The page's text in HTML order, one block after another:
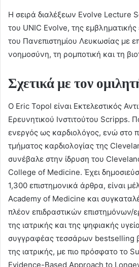
Η σειρά διαλέξεων Evolve Lecture
του UNIC Evolve, της
του Πανεπιστημίου Λευκωσίας με
νοημοσύνη, τη ρομποτική και τη
Σχετικά με τον
Ο Eric Topol είναι Εκτελεστικός
Ερευνητικού Ινστιτούτου Scripps.
ενεργός ως καρδιολόγος, ενώ στο
τμήματος καρδιολογίας της
συνέβαλε στην ίδρυση του
College of Medicine. Έχει
1,300 επιστημονικά άρθρα, είναι
Academy of Medicine και
πλέον επιδραστικών
της ιατρικής και της ψηφιακής
συγγραφέας τεσσάρων bestselling
της ιατρικής, με πιο πρόσφατο το
Evidence-Based Approach to